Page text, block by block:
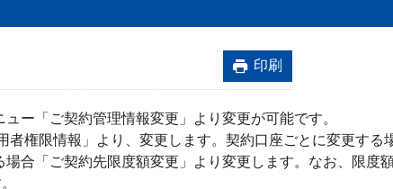
印刷
ー「ご契約管理情報変更」より変更が可能です。
権限情報」より、変更します。契約口座ごとに変更する
合「ご契約先限度額変更」より変更します。なお、限度